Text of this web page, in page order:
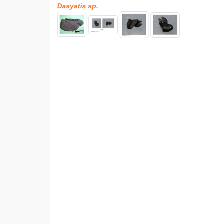
Dasyatis sp.